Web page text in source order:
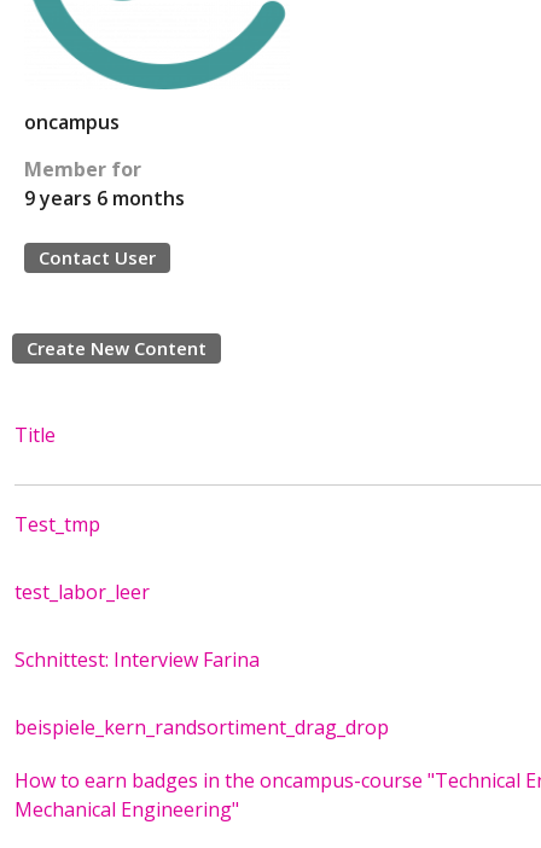
oncampus
Member for
9 years 6 months
Contact User
Create New Content
Title
Test_tmp
test_labor_leer
Schnittest: Interview Farina
beispiele_kern_randsortiment_drag_drop
How to earn badges in the oncampus-course "Technical
Mechanical Engineering"